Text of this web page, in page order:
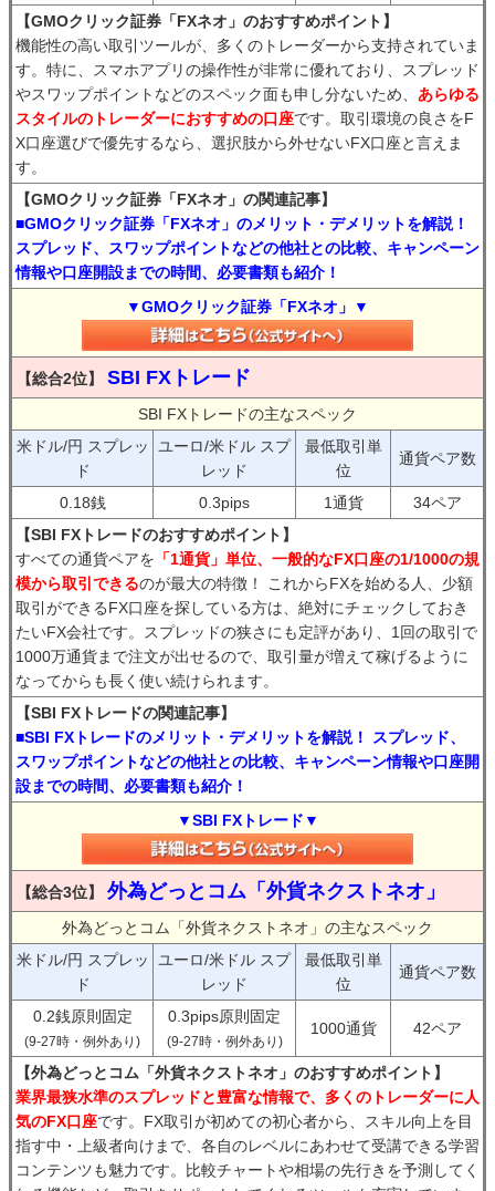
【GMOクリック証券「FXネオ」のおすすめポイント】
機能性の高い取引ツールが、多くのトレーダーから支持されていま
す。特に、スマホアプリの操作性が非常に優れており、スプレッド
やスワップポイントなどのスペック面も申し分ないため、 あらゆる
スタイルのトレーダーにおすすめの口座です。取引環境の良さをF
X口座選びで優先するなら、選択肢から外せないFX口座と言えま
す。
【GMOクリック証券「FXネオ」の関連記事】
■GMOクリック証券「FXネオ」のメリット・デメリットを解説！
スプレッド、スワップポイントなどの他社との比較、キャンペーン
情報や口座開設までの時間、必要書類も紹介！
▼GMOクリック証券「FXネオ」▼
【総合2位】 SBI FXトレード
SBI FXトレードの主なスペック
米ドル/円 スプレッ
ド
ユーロ/米ドル スプ
レッド
最低取引単
位
通貨ペア数
0.18銭 0.3pips 1通貨
34ペア
【SBI FXトレードのおすすめポイント】
すべての通貨ペアを 「1通貨」単位、一般的なFX口座の1/1000の規
模から取引できるのが最大の特徴！ これからFXを始める人、少額
取引ができるFX口座を探している方は、絶対にチェックしておき
たいFX会社です。スプレッドの狭さにも定評があり、1回の取引で
1000万通貨まで注文が出せるので、取引量が増えて稼げるように
なってからも長く使い続けられます。
【SBI FXトレードの関連記事】
■SBI FXトレードのメリット・デメリットを解説！ スプレッド、
スワップポイントなどの他社との比較、キャンペーン情報や口座開
設までの時間、必要書類も紹介！
▼SBI FXトレード▼
【総合3位】 外為どっとコム「外貨ネクストネオ」
外為どっとコム「外貨ネクストネオ」の主なスペック
米ドル/円 スプレッ
ド
ユーロ/米ドル スプ
レッド
最低取引単
位
通貨ペア数
0.2銭原則固定
(9-27時・例外あり)
0.3pips原則固定
(9-27時・例外あり)
1000通貨 42ペア
【外為どっとコム「外貨ネクストネオ」のおすすめポイント】
業界最狭水準のスプレッドと豊富な情報で、多くのトレーダーに人
気のFX口座です。FX取引が初めての初心者から、スキル向上を目
指す中・上級者向けまで、各自のレベルにあわせて受講できる学習
コンテンツも魅力です。比較チャートや相場の先行きを予測してく